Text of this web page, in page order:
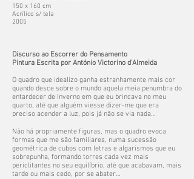
150 x 160 cm
Acrílico s/ tela
2005
Discurso ao Escorrer do Pensamento
Pintura Escrita por António Victorino d’Almeida
O quadro que idealizo ganha estranhamente mais cor
quando desce sobre o mundo aquela meia penumbra do
entardecer de Inverno em que eu brincava no meu
quarto, até que alguém viesse dizer-me que era
preciso acender a luz, pois já não se via nada…
Não há propriamente figuras, mas o quadro evoca
formas que me são familiares, numa sucessão
geométrica de cubos com letras e algarismos que eu
sobrepunha, formando torres cada vez mais
periclitantes no seu equilíbrio, até que acabavam, mais
tarde ou mais cedo, por se abater…